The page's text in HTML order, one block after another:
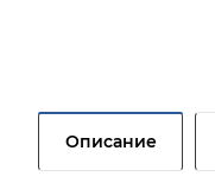
Описание